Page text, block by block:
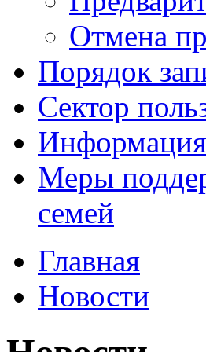
Отмена
Порядок
Сектор
Меры
семей
Главная
Новости